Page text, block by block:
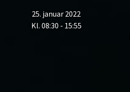
25. januar 2022
Kl. 08:30 - 15:55